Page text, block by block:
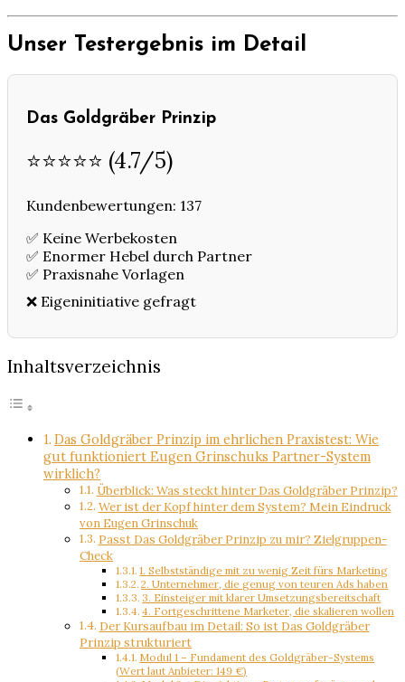
Unser Testergebnis im Detail
Das Goldgräber Prinzip
⭐⭐⭐⭐⭐ (4.7/5)
Kundenbewertungen: 137
✅ Keine Werbekosten
✅ Enormer Hebel durch Partner
✅ Praxisnahe Vorlagen
❌ Eigeninitiative gefragt
Inhaltsverzeichnis
Das Goldgräber Prinzip im ehrlichen Praxistest: Wie
gut funktioniert Eugen Grinschuks Partner-System
wirklich?
Überblick: Was steckt hinter Das Goldgräber Prinzip?
Wer ist der Kopf hinter dem System? Mein Eindruck
von Eugen Grinschuk
Passt Das Goldgräber Prinzip zu mir? Zielgruppen-
Check
1. Selbstständige mit zu wenig Zeit fürs Marketing
2. Unternehmer, die genug von teuren Ads haben
3. Einsteiger mit klarer Umsetzungsbereitschaft
4. Fortgeschrittene Marketer, die skalieren wollen
Der Kursaufbau im Detail: So ist Das Goldgräber
Prinzip strukturiert
Modul 1 – Fundament des Goldgräber-Systems
(Wert laut Anbieter: 149 €)